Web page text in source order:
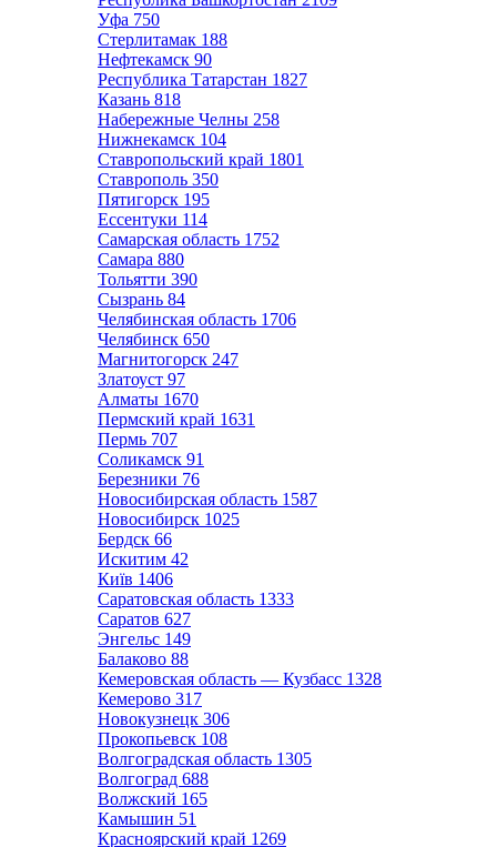
Уфа 750
Стерлитамак 188
Нефтекамск 90
Республика Татарстан 1827
Казань 818
Набережные Челны 258
Нижнекамск 104
Ставропольский край 1801
Ставрополь 350
Пятигорск 195
Ессентуки 114
Самарская область 1752
Самара 880
Тольятти 390
Сызрань 84
Челябинская область 1706
Челябинск 650
Магнитогорск 247
Златоуст 97
Алматы 1670
Пермский край 1631
Пермь 707
Соликамск 91
Березники 76
Новосибирская область 1587
Новосибирск 1025
Бердск 66
Искитим 42
Київ 1406
Саратовская область 1333
Саратов 627
Энгельс 149
Балаково 88
Кемеровская область — Кузбасс 1328
Кемерово 317
Новокузнецк 306
Прокопьевск 108
Волгоградская область 1305
Волгоград 688
Волжский 165
Камышин 51
Красноярский край 1269